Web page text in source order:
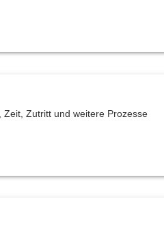
Zutritt und weitere Prozesse